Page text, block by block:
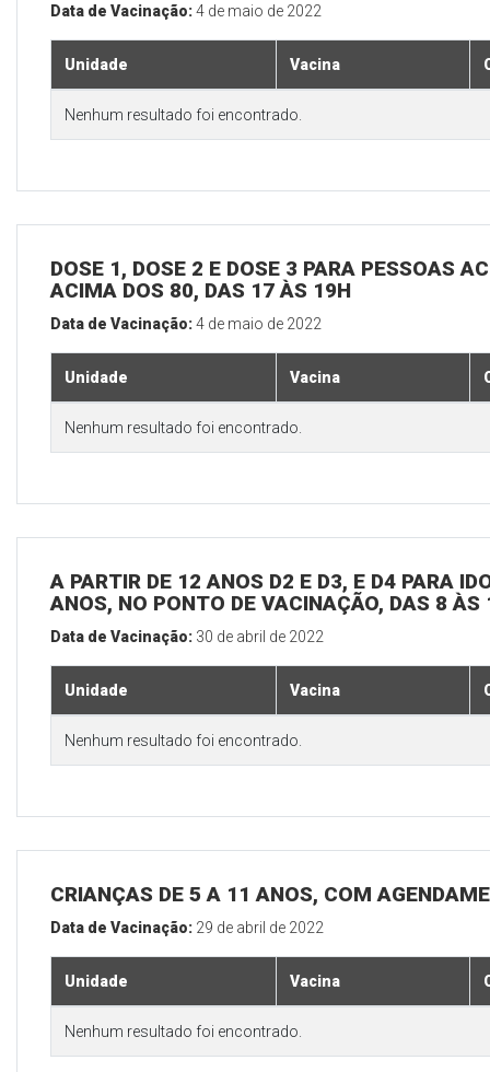
Data de Vacinação:4 de maio de 2022
Unidade Vacina
Nenhum resultado foi encontrado.
DOSE 1, DOSE 2 E DOSE 3 PARA PESSOAS
ACIMA DOS 80, DAS 17 ÀS 19H
Data de Vacinação:4 de maio de 2022
Unidade Vacina
Nenhum resultado foi encontrado.
A PARTIR DE 12 ANOS D2 E D3, E D4 PARA
ANOS, NO PONTO DE VACINAÇÃO, DAS 8 ÀS
Data de Vacinação: 30 de abril de 2022
Unidade Vacina
Nenhum resultado foi encontrado.
CRIANÇAS DE 5 A 11 ANOS, COM
Data de Vacinação: 29 de abril de 2022
Unidade Vacina
Nenhum resultado foi encontrado.